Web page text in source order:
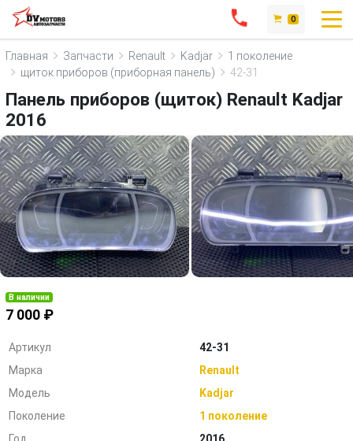
0
Главная Запчасти Renault Kadjar
1 поколение
щиток приборов (приборная панель)
42-31
Панель приборов (щиток) Renault Kadjar
2016
В наличии
7 000 ₽
Артикул
42-31
Марка
Renault
Модель
Kadjar
Поколение
1 поколение